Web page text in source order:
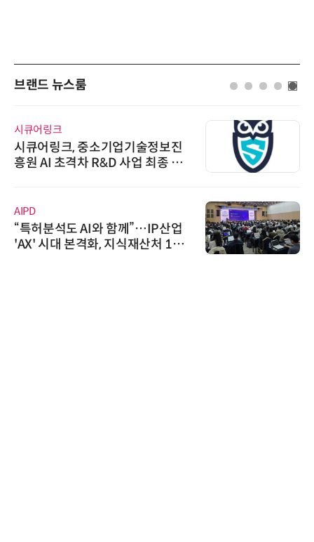
브랜드 뉴스룸
시큐어링크
시큐어링크, 중소기업기술정보진
흥원 AI 초격차 R&D 사업 최종 선
AIPD
“특허분석도 AI와 함께”…IP산업
'AX' 시대 본격화, 지식재산처 1호